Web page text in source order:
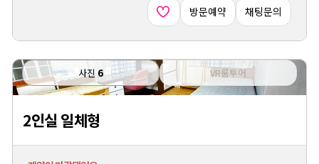
방문예약 채팅문의
사진6 VR룸투어
2인실 일체형